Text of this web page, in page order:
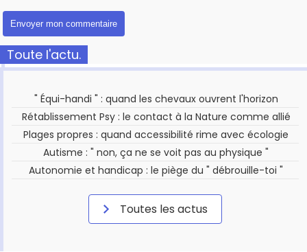
Toute l'actu.
" Équi-handi " : quand les chevaux ouvrent l'horizon
Rétablissement Psy : le contact à la Nature comme allié
Plages propres : quand accessibilité rime avec écologie
Autisme : " non, ça ne se voit pas au physique "
Autonomie et handicap : le piège du " débrouille-toi "
Toutes les actus